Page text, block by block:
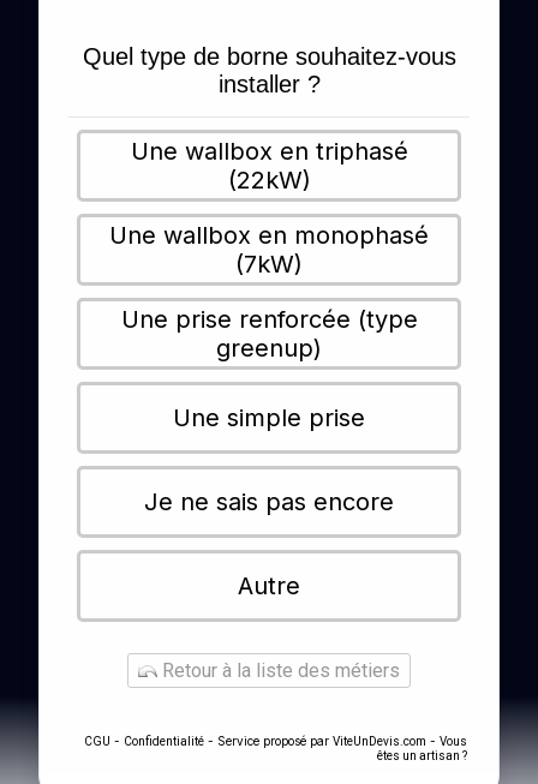
Quel type de borne souhaitez-vous
installer ?
Une wallbox en triphasé
(22kW)
Une wallbox en monophasé
(7kW)
Une prise renforcée (type
greenup)
Une simple prise
Je ne sais pas encore
Autre
Retour à la liste des métiers
CGU - Confidentialité - Service proposé par ViteUnDevis.com - Vous
êtes un artisan ?